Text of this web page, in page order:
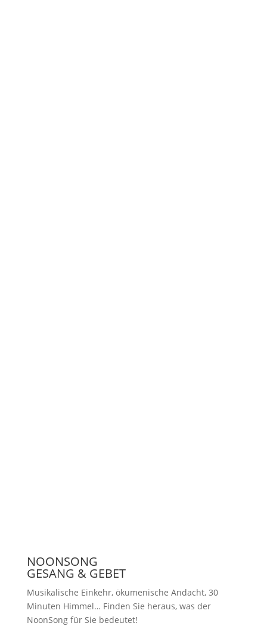
NOONSONG
GESANG & GEBET
Musikalische Einkehr, ökumenische Andacht, 30
Minuten Himmel… Finden Sie heraus, was der
NoonSong für Sie bedeutet!